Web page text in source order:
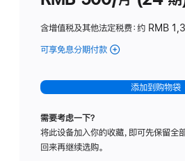
含增值税及其他法定税费：约 RMB
可享免息分期付款 (Studio
-
标
璃
添加到购物袋
需要考虑一下？
将此设备加入你的收藏，即可先保留全
回来再继续选购。